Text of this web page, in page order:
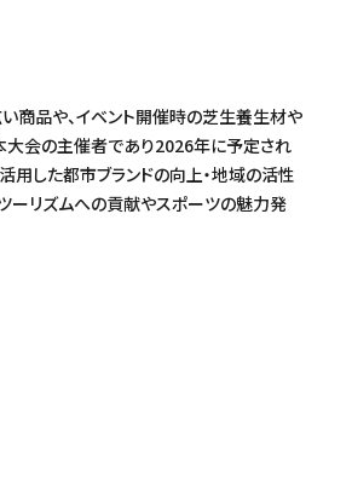
商品や、イベント開催時の芝生養生材や
大会の主催者であり2026年に予定され
した都市ブランドの向上・地域の活性
ーリズムへの貢献やスポーツの魅力発